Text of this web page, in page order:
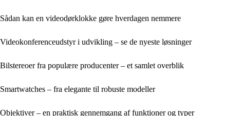
Sådan kan en videodørklokke gøre hverdagen nemmere
Videokonferenceudstyr i udvikling – se de nyeste løsninger
Bilstereoer fra populære producenter – et samlet overblik
Smartwatches – fra elegante til robuste modeller
Objektiver – en praktisk gennemgang af funktioner og typer